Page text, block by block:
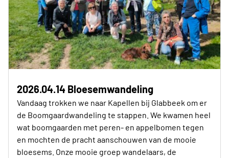
2026.04.14 Bloesemwandeling
Vandaag trokken we naar Kapellen bij Glabbeek om er
de Boomgaardwandeling te stappen. We kwamen heel
wat boomgaarden met peren- en appelbomen tegen
en mochten de pracht aanschouwen van de mooie
bloesems. Onze mooie groep wandelaars, de